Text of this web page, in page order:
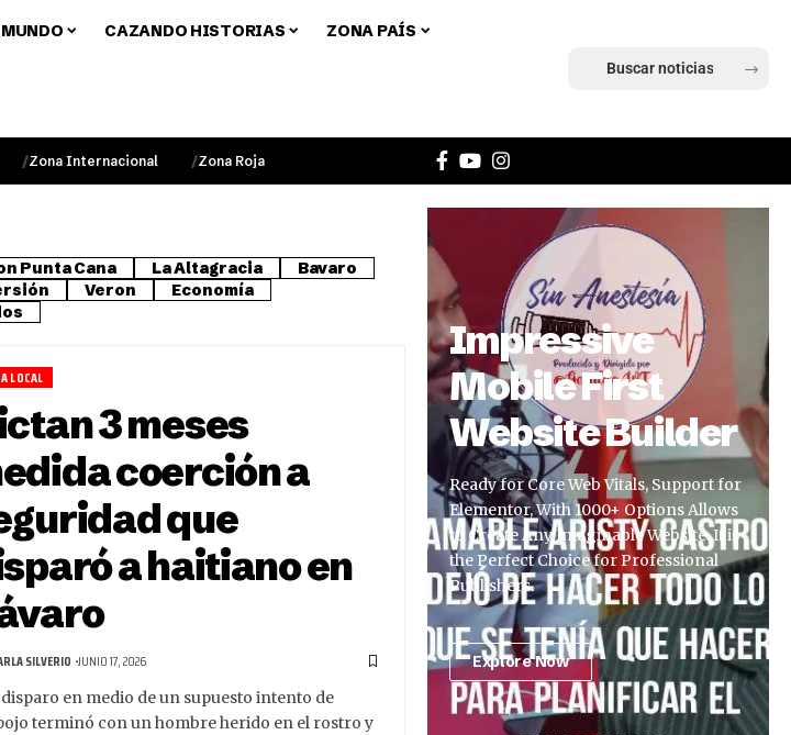
CAZANDO HISTORIAS ZONA PAÍS
Zona Internacional Zona Roja
Punta Cana La Altagracia
Bavaro
Veron
Economía
LOCAL
3 meses
coerción a
que
a haitiano en
SILVERIO JUNIO 17, 2026
disparo en medio de un supuesto intento de
terminó con un hombre herido en el rostro y
Impressive
Mobile First
Website Builder
Ready for Core Web Vitals, Support for
Elementor, With 1000+ Options Allows
to Create Any Imaginable Website. It is
the Perfect Choice for Professional
Publishers.
Explore Now